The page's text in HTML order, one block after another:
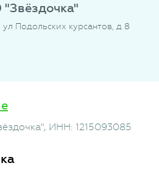
Подольских курсантов, д 8
, ИНН: 1215093085